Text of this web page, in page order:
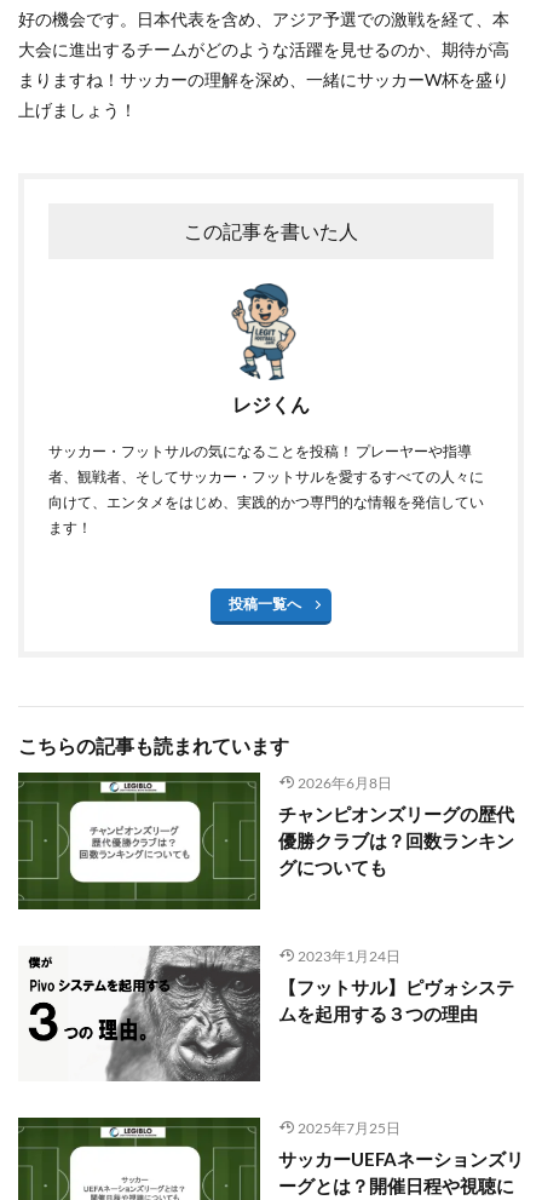
好の機会です。日本代表を含め、アジア予選での激戦を経て、本
大会に進出するチームがどのような活躍を見せるのか、期待が高
まりますね！サッカーの理解を深め、一緒にサッカーW杯を盛り
上げましょう！
この記事を書いた人
レジくん
サッカー・フットサルの気になることを投稿！ プレーヤーや指導
者、観戦者、そしてサッカー・フットサルを愛するすべての人々に
向けて、エンタメをはじめ、実践的かつ専門的な情報を発信してい
ます！
投稿一覧へ
こちらの記事も読まれています
2026年6月8日
チャンピオンズリーグの歴代
優勝クラブは？回数ランキン
グについても
2023年1月24日
【フットサル】ピヴォシステ
ムを起用する３つの理由
2025年7月25日
サッカーUEFAネーションズリ
ーグとは？開催日程や視聴に